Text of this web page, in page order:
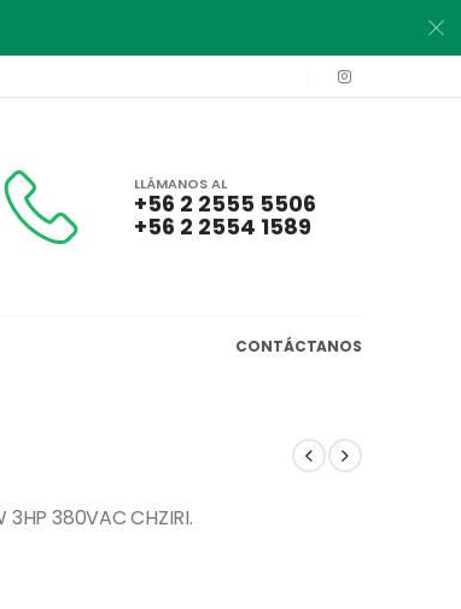
LLÁMANOS AL
+56 2 2555 5506
+56 2 2554 1589
CONTÁCTANOS
380VAC CHZIRI.